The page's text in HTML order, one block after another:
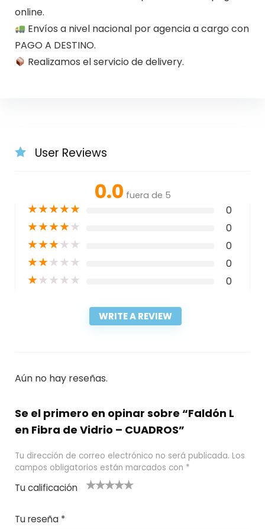
online.
Envíos a nivel nacional por agencia a cargo con
PAGO A DESTINO.
Realizamos el servicio de delivery.
User Reviews
0.0 fuera de 5
★★★★★ 0
★★★★★ 0
★★★★★ 0
★★★★★ 0
★★★★★ 0
WRITE A REVIEW
Aún no hay reseñas.
Se el primero en opinar sobre “Faldón L
en Fibra de Vidrio – CUADROS”
Tu dirección de correo electrónico no será publicada. Los
campos obligatorios están marcados con *
Tu calificación
Tu reseña *